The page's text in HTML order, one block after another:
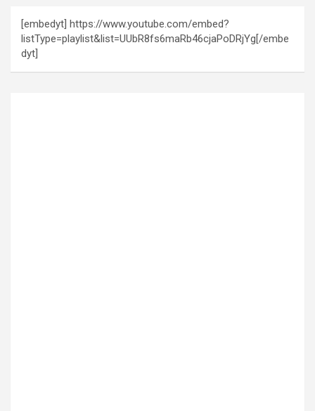
[embedyt] https://www.youtube.com/embed?
listType=playlist&list=UUbR8fs6maRb46cjaPoDRjYg[/embe
dyt]